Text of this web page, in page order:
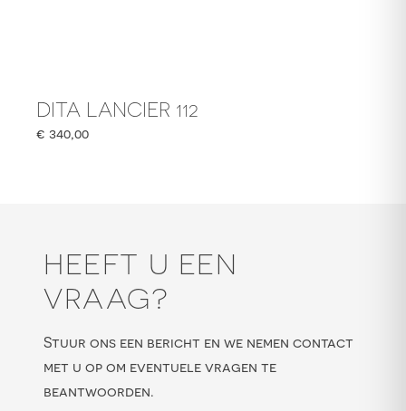
DITA LANCIER 112
€ 340,00
HEEFT U EEN
VRAAG?
Stuur ons een bericht en we nemen contact
met u op om eventuele vragen te
beantwoorden.